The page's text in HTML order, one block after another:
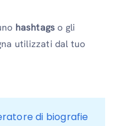
hashtagso gli
utilizzati dal tuo
di biografie